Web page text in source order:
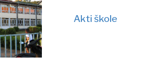
Akti škole